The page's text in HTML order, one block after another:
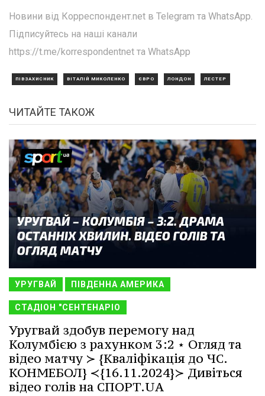
Новини від Корреспондент.net в Telegram та WhatsApp.
Підписуйтесь на наші канали
https://t.me/korrespondentnet та WhatsApp
ПІВЗАХИСНИК ВІТАЛІЙ МИКОЛЕНКО ЄВРО ЛОНДОН ЛЕСТЕР
ЧИТАЙТЕ ТАКОЖ
УРУГВАЙ ПІВДЕННА АМЕРИКА
СТАДІОН "СЕНТЕНАРІО
Уругвай здобув перемогу над
Колумбією з рахунком 3:2 ⋆ Огляд та
відео матчу ≻ {Кваліфікація до ЧС.
КОНМЕБОЛ} ≺{16.11.2024}≻ Дивіться
відео голів на СПОРТ.UA